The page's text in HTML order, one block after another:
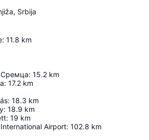
Srbija
: 11.8 km
Сремца: 15.2 km
: 17.2 km
: 18.3 km
: 18.9 km
: 19 km
Airport: 102.8 km